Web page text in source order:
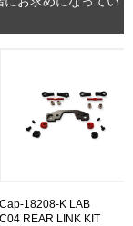
Cap-18208-K LAB
C04 REAR LINK KIT